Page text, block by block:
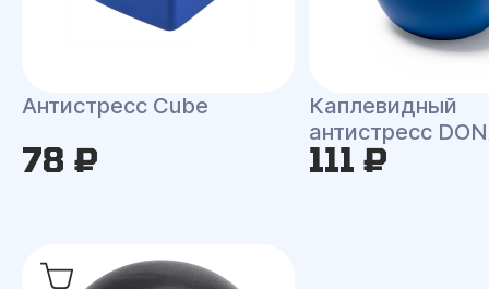
Антистресс Сube
78 ₽
Каплевидный
антистресс
111 ₽